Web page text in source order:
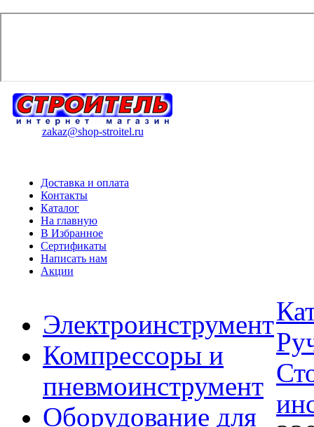
zakaz@shop-stroitel.ru
Доставка и оплата
Контакты
Каталог
На главную
В Избранное
Сертификаты
Написать нам
Акции
Электроинструмент
Компрессоры и
пневмоинструмент
Оборудование для